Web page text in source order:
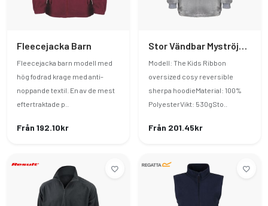
Fleecejacka Barn
Fleecejacka barn modell med
hög fodrad krage med anti-
noppande textil. En av de mest
eftertraktade p..
Från 192.10kr
Stor Vändbar Myströja Barn
Modell: The Kids Ribbon
oversized cosy reversible
sherpa hoodieMaterial: 100%
PolyesterVikt: 530gSto..
Från 201.45kr